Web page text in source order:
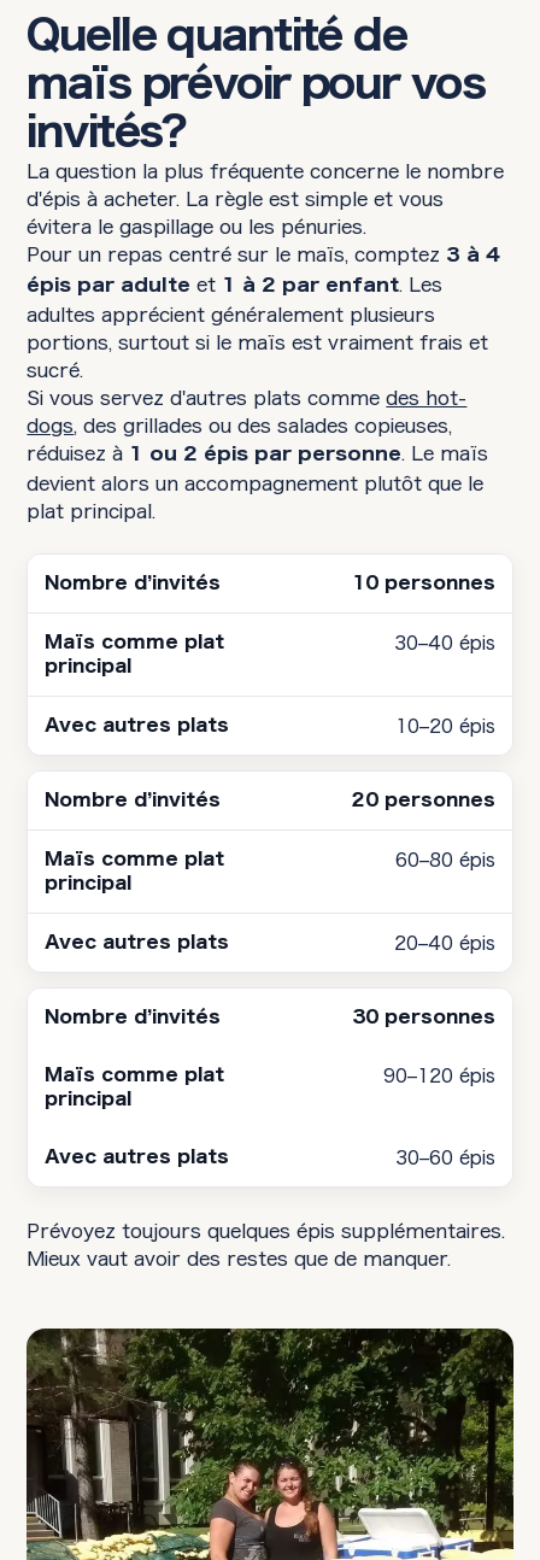
Quelle quantité de
maïs prévoir pour vos
invités?
La question la plus fréquente concerne le nombre
d'épis à acheter. La règle est simple et vous
évitera le gaspillage ou les pénuries.
Pour un repas centré sur le maïs, comptez 3 à 4
épis par adulte et 1 à 2 par enfant. Les
adultes apprécient généralement plusieurs
portions, surtout si le maïs est vraiment frais et
sucré.
Si vous servez d'autres plats commedes hot-
dogs, des grillades ou des salades copieuses,
réduisez à 1 ou 2 épis par personne. Le maïs
devient alors un accompagnement plutôt que le
plat principal.
10 personnes
30–40 épis
10–20 épis
20 personnes
60–80 épis
20–40 épis
30 personnes
90–120 épis
30–60 épis
Prévoyez toujours quelques épis supplémentaires.
Mieux vaut avoir des restes que de manquer.